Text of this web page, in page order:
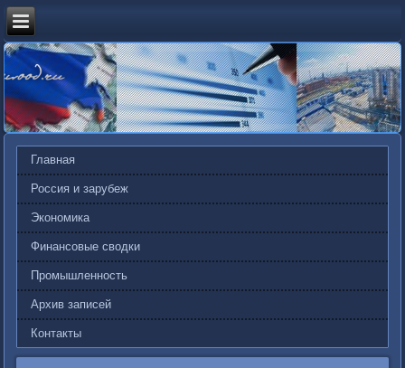
Главная
Россия и зарубеж
Экономика
Финансовые сводки
Промышленность
Архив записей
Контакты